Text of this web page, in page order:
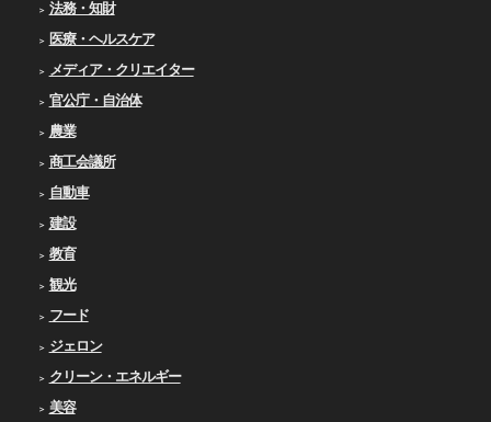
法務・知財
医療・ヘルスケア
メディア・クリエイター
官公庁・自治体
農業
商工会議所
自動車
建設
教育
観光
フード
ジェロン
クリーン・エネルギー
美容